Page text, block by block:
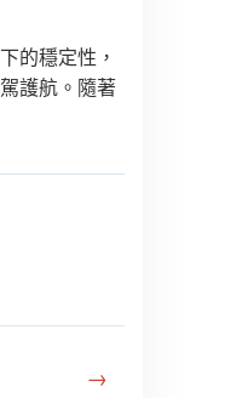
的穩定性，
護航。隨著
→